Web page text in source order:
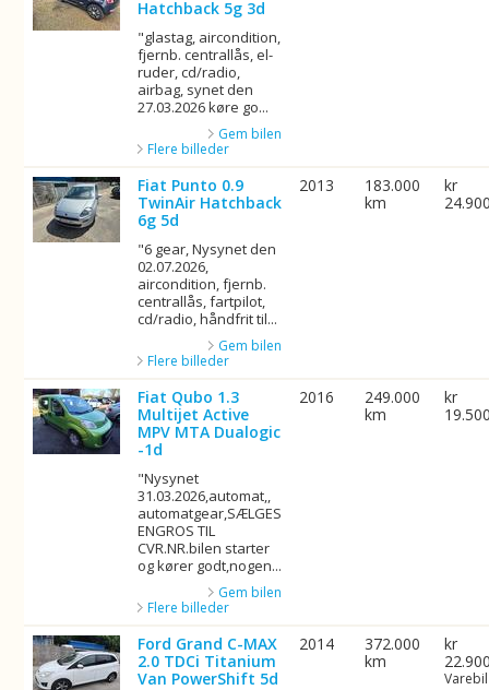
Hatchback 5g 3d
"glastag, aircondition,
fjernb. centrallås, el-
ruder, cd/radio,
airbag, synet den
27.03.2026 køre go...
Gem bilen
Flere billeder
Fiat Punto 0.9
TwinAir Hatchback
6g 5d
"6 gear, Nysynet den
02.07.2026,
aircondition, fjernb.
centrallås, fartpilot,
cd/radio, håndfrit til...
Gem bilen
Flere billeder
2013
183.000
km
kr
Fiat Qubo 1.3
Multijet Active
MPV MTA Dualogic
-1d
"Nysynet
31.03.2026,automat,,
automatgear,SÆLGES
ENGROS TIL
CVR.NR.bilen starter
og kører godt,nogen...
Gem bilen
Flere billeder
2016
249.000
km
kr
Ford Grand C-MAX
2.0 TDCi Titanium
Van PowerShift 5d
2014
372.000
km
kr
Varebil